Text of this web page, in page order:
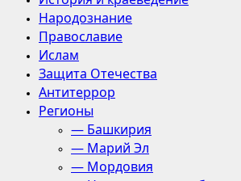
Народознание
Православие
Ислам
Защита Отечества
Антитеррор
Регионы
— Башкирия
— Марий Эл
— Мордовия